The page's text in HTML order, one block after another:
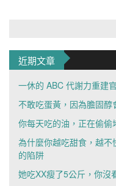
近期文章
一休的 ABC 代謝力重建
不敢吃蛋黃，因為膽固醇
你每天吃的油，正在偷偷
為什麼你越吃甜食，越
的陷阱
她吃XX瘦了5公斤，你沒